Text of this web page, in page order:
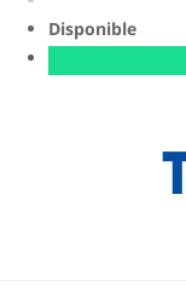
Disponible